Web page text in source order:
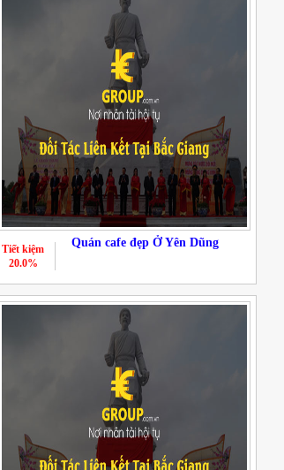
Quán cafe đẹp Ở Yên Dũng
Tiết kiệm
20.0%